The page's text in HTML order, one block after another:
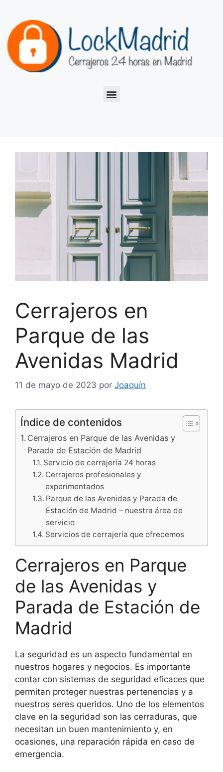
Cerrajeros en
Parque de las
Avenidas Madrid
11 de mayo de 2023 por Joaquín
Índice de contenidos
Cerrajeros en Parque de las Avenidas y
Parada de Estación de Madrid
Servicio de cerrajería 24 horas
Cerrajeros profesionales y
experimentados
Parque de las Avenidas y Parada de
Estación de Madrid – nuestra área de
servicio
Servicios de cerrajería que ofrecemos
Cerrajeros en Parque
de las Avenidas y
Parada de Estación de
Madrid
La seguridad es un aspecto fundamental en
nuestros hogares y negocios. Es importante
contar con sistemas de seguridad eficaces que
permitan proteger nuestras pertenencias y a
nuestros seres queridos. Uno de los elementos
clave en la seguridad son las cerraduras, que
necesitan un buen mantenimiento y, en
ocasiones, una reparación rápida en caso de
emergencia.